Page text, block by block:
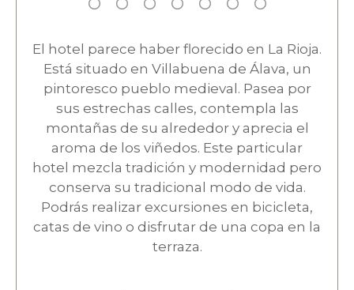
El hotel parece haber florecido en La Rioja.
Está situado en Villabuena de Álava, un
pintoresco pueblo medieval. Pasea por
sus estrechas calles, contempla las
montañas de su alrededor y aprecia el
aroma de los viñedos. Este particular
hotel mezcla tradición y modernidad pero
conserva su tradicional modo de vida.
Podrás realizar excursiones en bicicleta,
catas de vino o disfrutar de una copa en la
terraza.